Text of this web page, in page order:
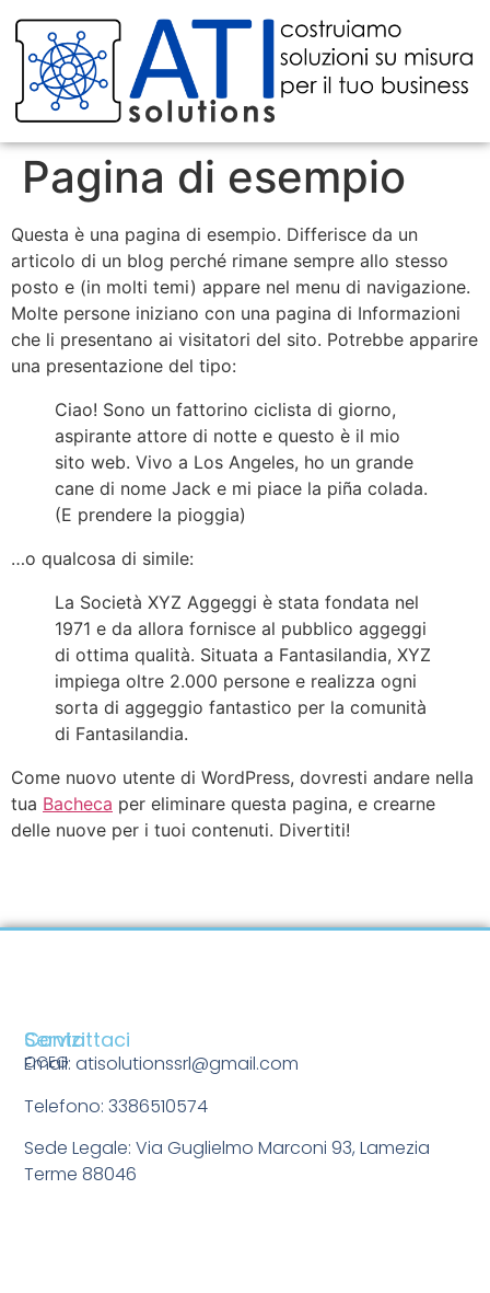
Pagina di esempio
Questa è una pagina di esempio. Differisce da un
articolo di un blog perché rimane sempre allo stesso
posto e (in molti temi) appare nel menu di navigazione.
Molte persone iniziano con una pagina di Informazioni
che li presentano ai visitatori del sito. Potrebbe apparire
una presentazione del tipo:
Ciao! Sono un fattorino ciclista di giorno,
aspirante attore di notte e questo è il mio
sito web. Vivo a Los Angeles, ho un grande
cane di nome Jack e mi piace la piña colada.
(E prendere la pioggia)
…o qualcosa di simile:
La Società XYZ Aggeggi è stata fondata nel
1971 e da allora fornisce al pubblico aggeggi
di ottima qualità. Situata a Fantasilandia, XYZ
impiega oltre 2.000 persone e realizza ogni
sorta di aggeggio fantastico per la comunità
di Fantasilandia.
Come nuovo utente di WordPress, dovresti andare nella
tua Bacheca per eliminare questa pagina, e crearne
delle nuove per i tuoi contenuti. Divertiti!
Servizi
CCEG
Contattaci
Email: atisolutionssrl@gmail.com
Telefono: 3386510574
Sede Legale: Via Guglielmo Marconi 93, Lamezia
Terme 88046